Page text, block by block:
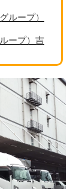
ループ）
ープ）吉